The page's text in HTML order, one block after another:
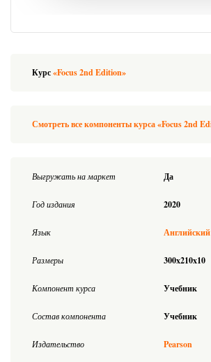
Курс«Focus 2nd Edition»
Смотреть все компоненты курса «Focus 2nd
Выгружать на маркет Да
Год издания 2020
Язык Английский
Размеры 300x210x10
Компонент курса Учебник
Состав компонента Учебник
Издательство Pearson